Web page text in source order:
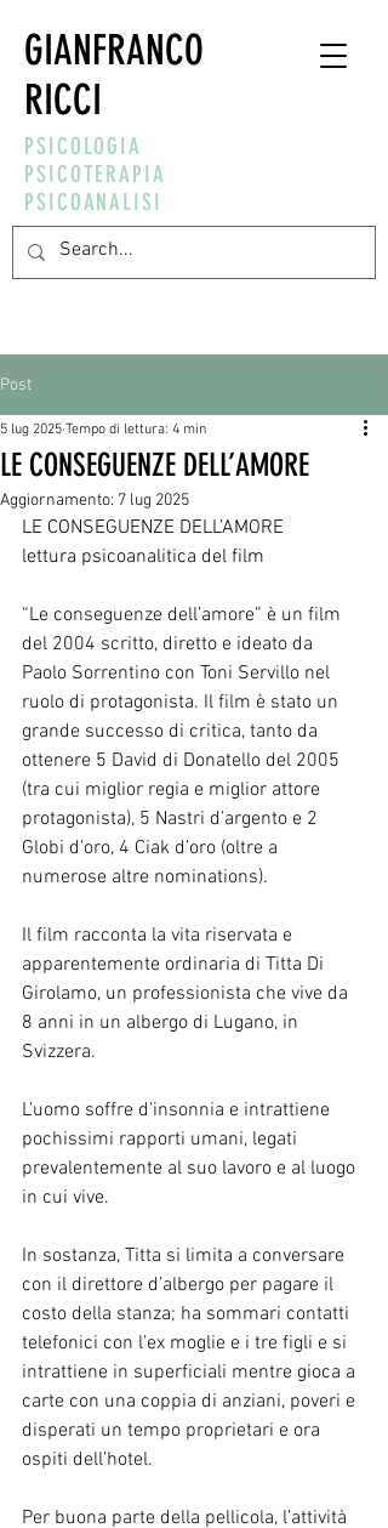
GIANFRANCO
RICCI
PSICOLOGIA
PSICOTERAPIA
PSICOANALISI
Post
LE CONSEGUENZE DELL’AMORE
5 lug 2025 Tempo di lettura: 4 min
Aggiornamento: 7 lug 2025
LE CONSEGUENZE DELL’AMORE
lettura psicoanalitica del film
“Le conseguenze dell’amore” è un film
del 2004 scritto, diretto e ideato da
Paolo Sorrentino con Toni Servillo nel
ruolo di protagonista. Il film è stato un
grande successo di critica, tanto da
ottenere 5 David di Donatello del 2005
(tra cui miglior regia e miglior attore
protagonista), 5 Nastri d’argento e 2
Globi d’oro, 4 Ciak d’oro (oltre a
numerose altre nominations).
Il film racconta la vita riservata e
apparentemente ordinaria di Titta Di
Girolamo, un professionista che vive da
8 anni in un albergo di Lugano, in
Svizzera.
L’uomo soffre d’insonnia e intrattiene
pochissimi rapporti umani, legati
prevalentemente al suo lavoro e al luogo
in cui vive.
In sostanza, Titta si limita a conversare
con il direttore d’albergo per pagare il
costo della stanza; ha sommari contatti
telefonici con l’ex moglie e i tre figli e si
intrattiene in superficiali mentre gioca a
carte con una coppia di anziani, poveri e
disperati un tempo proprietari e ora
ospiti dell’hotel.
Per buona parte della pellicola, l’attività